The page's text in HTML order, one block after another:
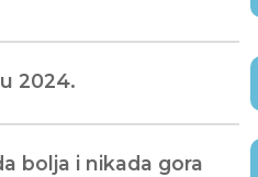
2024.
bolja i nikada gora